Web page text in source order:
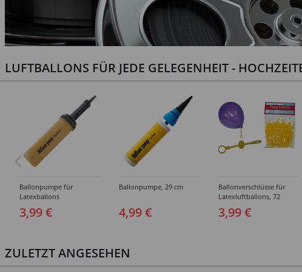
LUFTBALLONS FÜR JEDE GELEGENHEIT -
Ballonpumpe für
Latexballons
3,99 €
Ballonpumpe, 29 cm
4,99 €
Ballonverschlüsse für
Latexluftballons, 72
Stück
3,99 €
ZULETZT ANGESEHEN